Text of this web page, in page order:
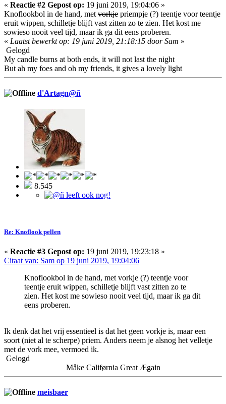
« Reactie #2 Gepost op: 19 juni 2019, 19:04:06 »
Knoflookbol in de hand, met vorkje priempje (?) teentje voor teentje
eruit wippen, schilletje blijft vast zitten zo te zien. Het kost me
sowieso nooit veel tijd, maar ik ga dit eens proberen.
« Laatst bewerkt op: 19 juni 2019, 21:18:15 door Sam »
Gelogd
My candle burns at both ends, it will not last the night
But ah my foes and oh my friends, it gives a lovely light
d'Artagn@ñ
8.545
Re: Knoflook pellen
« Reactie #3 Gepost op: 19 juni 2019, 19:23:18 »
Citaat van: Sam op 19 juni 2019, 19:04:06
Knoflookbol in de hand, met vorkje (?) teentje voor
teentje eruit wippen, schilletje blijft vast zitten zo te
zien. Het kost me sowieso nooit veel tijd, maar ik ga dit
eens proberen.
Ik denk dat het vrij essentieel is dat het geen vorkje is, maar een
soort (niet al te scherpe) priem. Anders neem je alsnog het velletje
met de vork mee, vermoed ik.
Gelogd
Måke Califørnia Great Ægain
meisbaer